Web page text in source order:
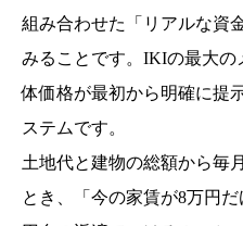
組み合わせた「リアルな資
みることです。IKIの最大
体価格が最初から明確に提
ステムです。
土地代と建物の総額から毎
とき、「今の家賃が8万円